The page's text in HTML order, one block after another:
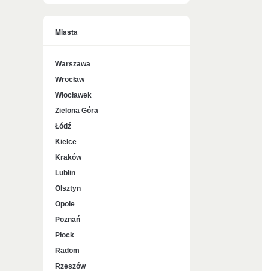
Miasta
Warszawa
Wrocław
Włocławek
Zielona Góra
Łódź
Kielce
Kraków
Lublin
Olsztyn
Opole
Poznań
Płock
Radom
Rzeszów